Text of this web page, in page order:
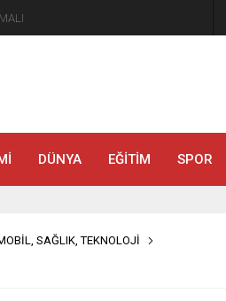
Diğerleri neden İçeride?
DÜNYA EĞİTİM SPOR
, SAĞLIK,TEKNOLOJİ